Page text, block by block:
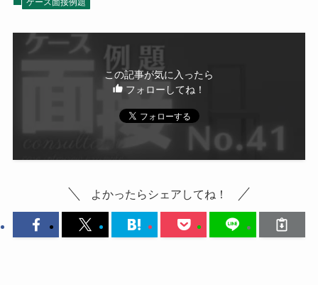
ケース面接例題
この記事が気に入ったら
フォローしてね！
よかったらシェアしてね！